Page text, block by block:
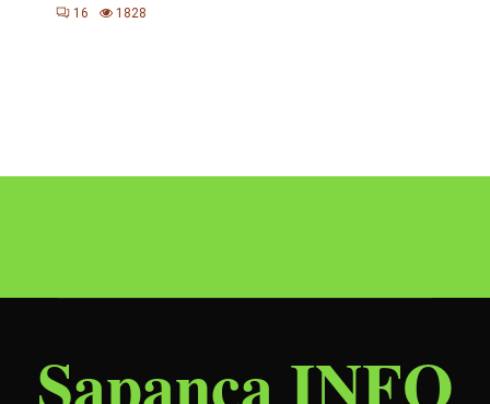
16 1828
Sapanca INFO